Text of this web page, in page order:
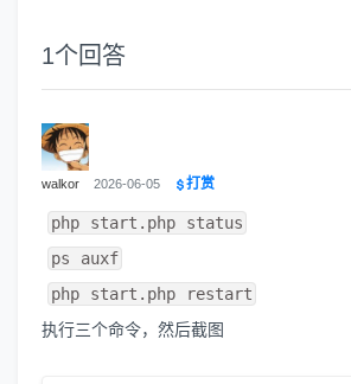
1个回答
walkor 2026-06-05 打赏
php start.php status
ps auxf
php start.php restart
执行三个命令，然后截图